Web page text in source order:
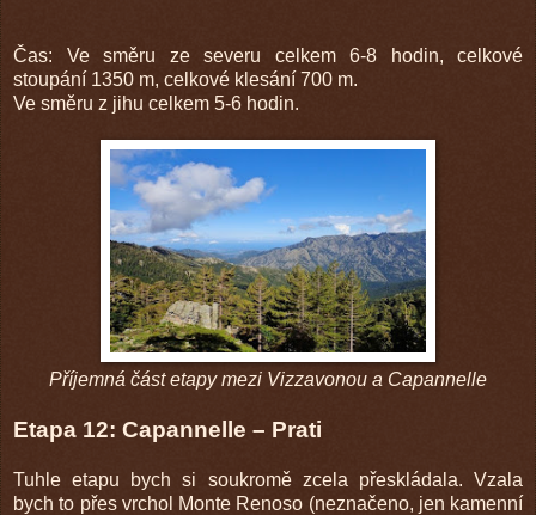
Čas: Ve směru ze severu celkem 6-8 hodin, celkové
stoupání 1350 m, celkové klesání 700 m.
Ve směru z jihu celkem 5-6 hodin.
Příjemná část etapy mezi Vizzavonou a Capannelle
Etapa 12: Capannelle – Prati
Tuhle etapu bych si soukromě zcela přeskládala. Vzala
bych to přes vrchol Monte Renoso (neznačeno, jen kamenní